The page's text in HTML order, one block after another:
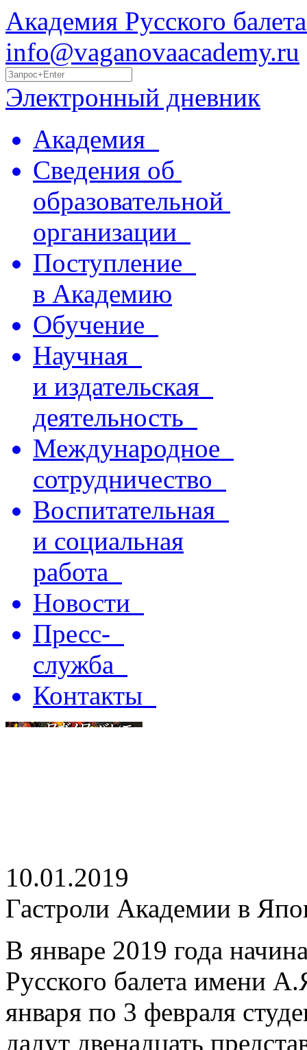
Академия Русского
info@vaganovaacademy.ru
Электронный дневник
Академия
Сведения об
образовательной
организации
Поступление
в Академию
Обучение
Научная
и издательская
деятельность
Международное
сотрудничество
Воспитательная
и социальная
работа
Новости
Пресс-
служба
Контакты
10.01.2019
Гастроли Академии в
В январе 2019 года
Русского балета имени
января по 3 февраля
дадут двенадцать